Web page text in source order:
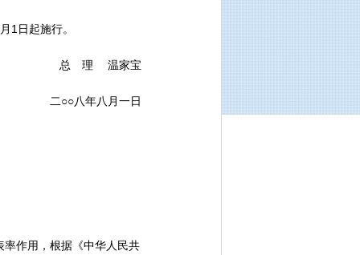
1日起施行。
总 理 温家宝
二○○八年八月一日
作用，根据《中华人民共